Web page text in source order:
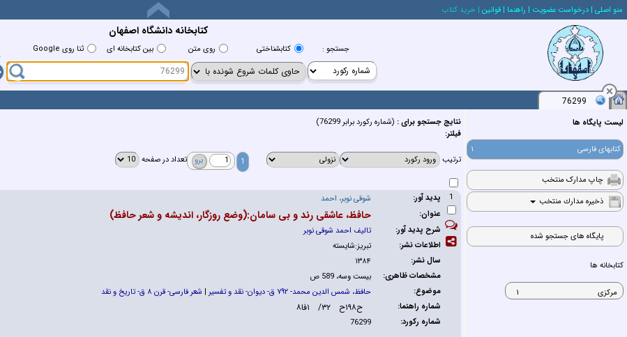
منو اصلي | درخواست عضويت | راهنما | قوانين | خريد كتاب
کتابخانه دانشگاه اصفهان
جستجو : كتابشناختي روي متن بين كتابخانه اي ثنا روی Google
76299